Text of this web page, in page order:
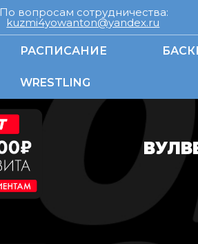
По вопросам сотрудничества:
kuzmi4yowanton@yandex.ru
РАСПИСАНИЕ
WRESTLING